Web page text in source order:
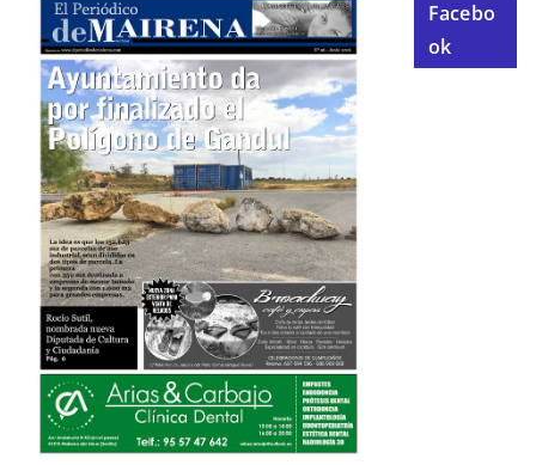
Facebo
ok